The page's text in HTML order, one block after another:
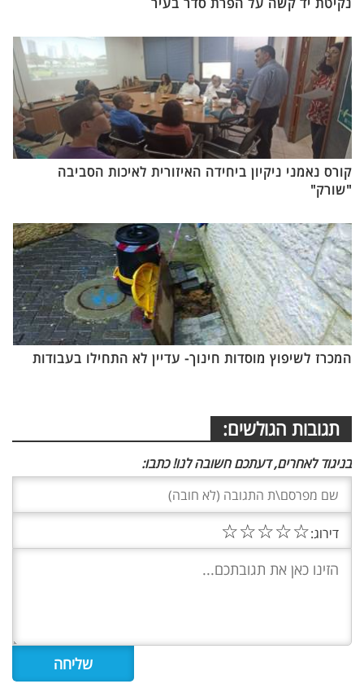
נקיטת יד קשה על הפרת סדר בעיר
קורס נאמני ניקיון ביחידה האיזורית לאיכות הסביבה
"שורק"
המכרז לשיפוץ מוסדות חינוך- עדיין לא התחילו בעבודות
תגובות הגולשים:
בניגוד לאחרים, דעתכם חשובה לנו! כתבו:
דירוג:☆
☆
☆
☆
☆